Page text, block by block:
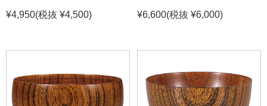
¥4,950(税抜 ¥4,500)
¥6,600(税抜 ¥6,000)